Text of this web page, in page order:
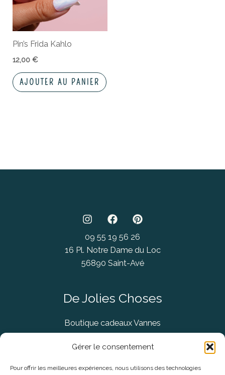
Gérer le consentement
Pour offrir les meilleures expériences, nous utilisons des technologies
Pin’s Frida Kahlo
12,00€
AJOUTER AU PANIER
09 55 19 56 26
16 Pl. Notre Dame du Loc
56890 Saint-Avé
De Jolies Choses
Boutique cadeaux Vannes
Concept Store Vannes